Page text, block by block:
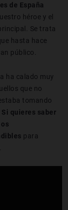
de España
héroe y el
Se trata
hasta hace
público.
ha calado muy
que no
tomando
Si quieres saber
para